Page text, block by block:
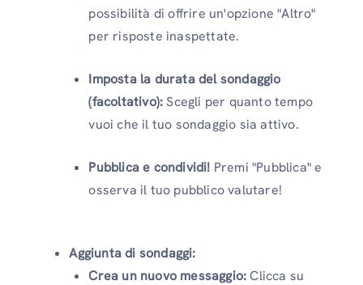
possibilità di offrire un'opzione "Altro"
per risposte inaspettate.
Imposta la durata del sondaggio
(facoltativo):Scegli per quanto tempo
vuoi che il tuo sondaggio sia attivo.
Pubblica e condividi! Premi "Pubblica" e
osserva il tuo pubblico valutare!
Aggiunta di sondaggi:
Crea un nuovo messaggio:Clicca su